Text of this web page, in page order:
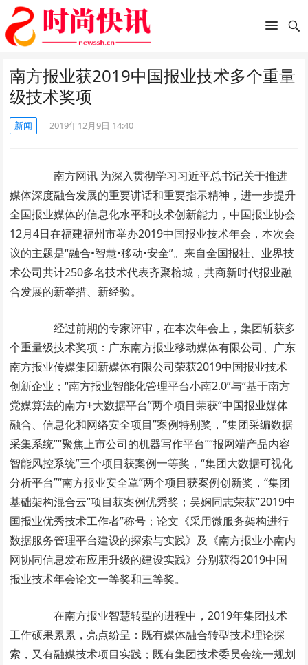
南方报业获2019中国报业技术多个重量
级技术奖项
新闻 2019年12月9日 14:40
南方网讯 为深入贯彻学习习近平总书记关于推进
媒体深度融合发展的重要讲话和重要指示精神，进一步提升
全国报业媒体的信息化水平和技术创新能力，中国报业协会
12月4日在福建福州市举办2019中国报业技术年会，本次会
议的主题是“融合•智慧•移动•安全”。来自全国报社、业界技
术公司共计250多名技术代表齐聚榕城，共商新时代报业融
合发展的新举措、新经验。
经过前期的专家评审，在本次年会上，集团斩获多
个重量级技术奖项：广东南方报业移动媒体有限公司、广东
南方报业传媒集团新媒体有限公司荣获2019中国报业技术
创新企业；“南方报业智能化管理平台小南2.0”与“基于南方
党媒算法的南方+大数据平台”两个项目荣获“中国报业媒体
融合、信息化和网络安全项目”案例特别奖，“集团采编数据
采集系统”“聚焦上市公司的机器写作平台”“报网端产品内容
智能风控系统”三个项目获案例一等奖，“集团大数据可视化
分析平台”“南方报业安全罩”两个项目获案例创新奖，“集团
基础架构混合云”项目获案例优秀奖；吴娴同志荣获“2019中
国报业优秀技术工作者”称号；论文《采用微服务架构进行
数据服务管理平台建设的探索与实践》及《南方报业小南内
网协同信息发布应用升级的建设实践》分别获得2019中国
报业技术年会论文一等奖和三等奖。
在南方报业智慧转型的进程中，2019年集团技术
工作硕果累累，亮点纷呈：既有媒体融合转型技术理论探
索，又有融媒技术项目实践；既有集团技术委员会统一规划